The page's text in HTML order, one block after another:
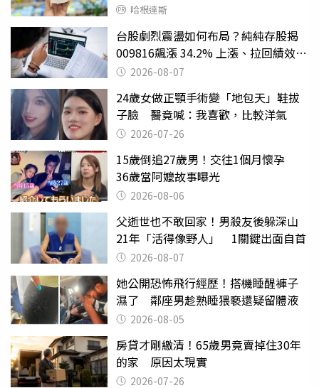
哈根達斯
台股劇烈震盪如何布局？純純存股揭
009816飆漲 34.2% 上漲、拉回績效勝
主動式ETF
2026-08-07
24歲女做正顎手術變「地包天」鞋拔
子臉 醫竟喊：我喜歡，比較洋氣
2026-07-26
15歲倒追27歲男！交往1個月懷孕
36歲當阿嬤故事曝光
2026-08-06
父逝世也不敢回家！男殺友後躲深山
21年「活得像野人」 1關鍵出面自首
2026-08-07
她公開恐怖飛行經歷！搭機睡醒褲子
濕了 鄰座男趁熟睡猥褻還疑留體液
2026-08-05
房貸才剛繳清！65歲男竟賣掉住30年
的家 原因太現實
2026-07-26